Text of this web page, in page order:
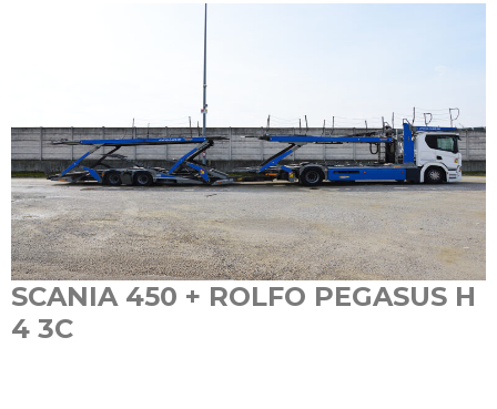
SCANIA 450 + ROLFO PEGASUS H
4 3C